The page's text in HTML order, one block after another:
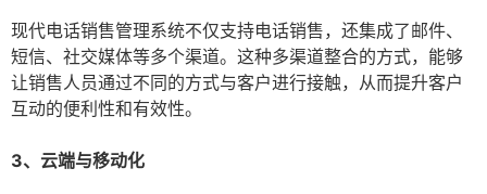
现代电话销售管理系统不仅支持电话销售，还集成了邮件、
短信、社交媒体等多个渠道。这种多渠道整合的方式，能够
让销售人员通过不同的方式与客户进行接触，从而提升客户
互动的便利性和有效性。
3、云端与移动化